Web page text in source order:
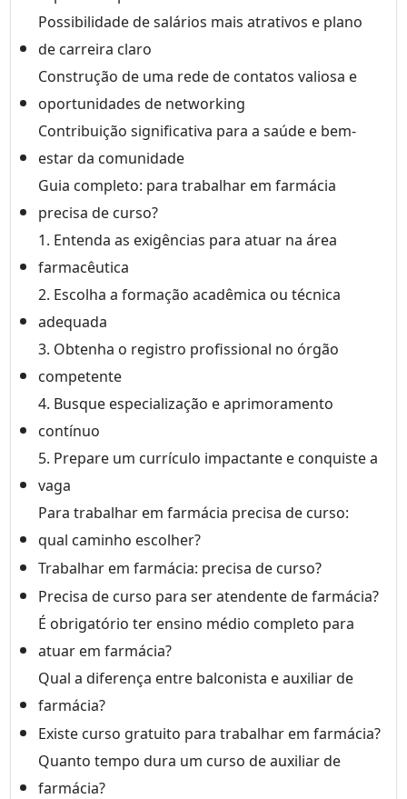
Possibilidade de salários mais atrativos e plano
de carreira claro
Construção de uma rede de contatos valiosa e
oportunidades de networking
Contribuição significativa para a saúde e bem-
estar da comunidade
Guia completo: para trabalhar em farmácia
precisa de curso?
1. Entenda as exigências para atuar na área
farmacêutica
2. Escolha a formação acadêmica ou técnica
adequada
3. Obtenha o registro profissional no órgão
competente
4. Busque especialização e aprimoramento
contínuo
5. Prepare um currículo impactante e conquiste a
vaga
Para trabalhar em farmácia precisa de curso:
qual caminho escolher?
Trabalhar em farmácia: precisa de curso?
Precisa de curso para ser atendente de farmácia?
É obrigatório ter ensino médio completo para
atuar em farmácia?
Qual a diferença entre balconista e auxiliar de
farmácia?
Existe curso gratuito para trabalhar em farmácia?
Quanto tempo dura um curso de auxiliar de
farmácia?